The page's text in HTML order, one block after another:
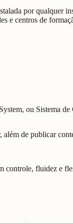
por qualquer
e centros de
ou Sistema de
de publicar
fluidez e